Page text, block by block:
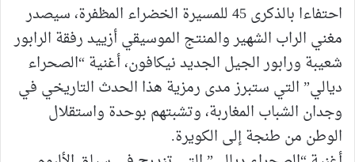
احتفاءا بالذكرى 45 للمسيرة الخضراء المظفرة، سيصدر
مغني الراب الشهير والمنتج الموسيقي أزييد رفقة الرابور
شعيبة ورابور الجيل الجديد نيكافون، أغنية “الصحراء
ديالي” التي ستبرز مدى رمزية هذا الحدث التاريخي في
وجدان الشباب المغاربة، وتشبتهم بوحدة واستقلال
الوطن من طنجة إلى الكويرة.